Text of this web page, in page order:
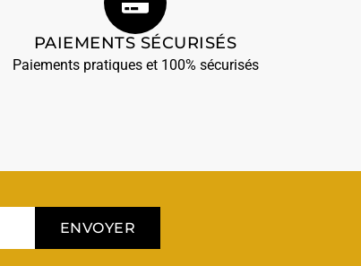
PAIEMENTS SÉCURISÉS
Paiements pratiques et 100% sécurisés
ENVOYER